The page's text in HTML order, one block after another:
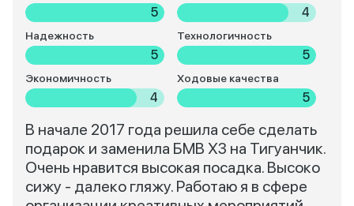
5 4
Надежность
5
Технологичность
5
Экономичность
4
Ходовые качества
5
В начале 2017 года решила себе сделать
подарок и заменила БМВ Х3 на Тигуанчик.
Очень нравится высокая посадка. Высоко
сижу - далеко гляжу. Работаю я в сфере